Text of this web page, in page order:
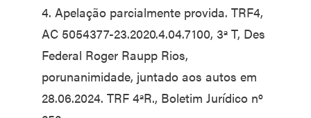
4. Apelação parcialmente provida. TRF4,
AC 5054377-23.2020.4.04.7100, 3ª T, Des
Federal Roger Raupp Rios,
porunanimidade, juntado aos autos em
28.06.2024. TRF 4ªR., Boletim Jurídico nº